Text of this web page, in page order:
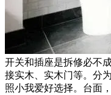
开关和插座是拆修必不
接实木、实木门等。分
照小我爱好选择。台面